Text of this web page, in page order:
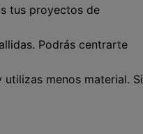
tus proyectos de
Podrás centrarte
menos material. Si